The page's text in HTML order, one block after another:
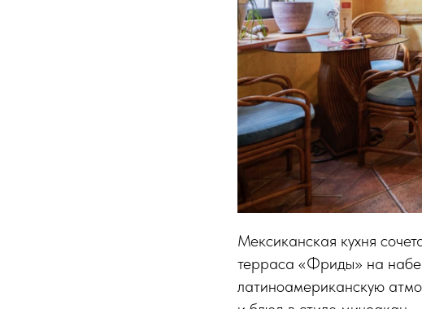
Мексиканская кухня
терраса «Фриды» на
латиноамериканскую